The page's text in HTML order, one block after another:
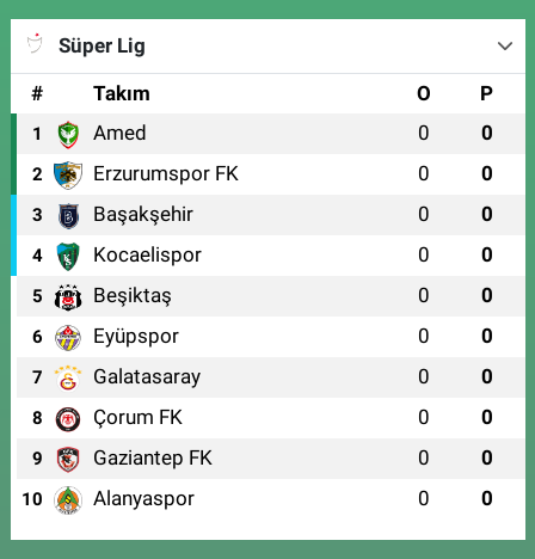
Süper Lig
#
Takım O P
1 Amed 0 0
2 Erzurumspor FK 0 0
3 Başakşehir 0 0
4 Kocaelispor 0 0
5 Beşiktaş 0 0
6 Eyüpspor 0 0
7 Galatasaray 0 0
8 Çorum FK 0 0
9 Gaziantep FK 0 0
10 Alanyaspor 0 0